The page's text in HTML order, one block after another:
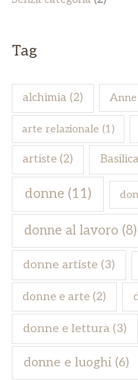
Tag
alchimia (2) Anne
arte relazionale (1)
artiste (2)
donne (11)
donne al lavoro (8)
donne artiste (3)
donne e arte (2)
donne e lettura(3)
donne e luoghi (6)